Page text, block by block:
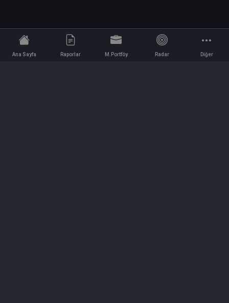
Ana Sayfa Raporlar M.Portföy Radar Diğer